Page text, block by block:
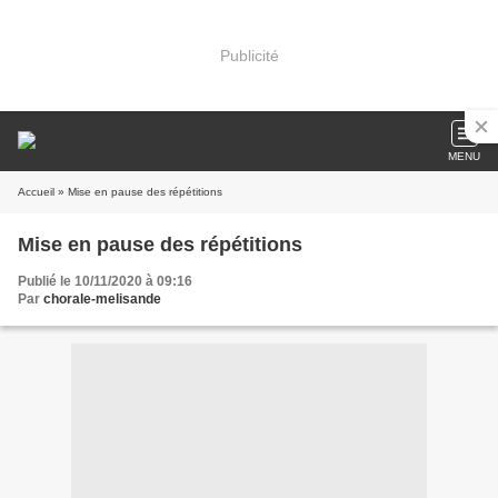
Publicité
MENU
Accueil » Mise en pause des répétitions
Mise en pause des répétitions
Publié le 10/11/2020 à 09:16
Par chorale-melisande